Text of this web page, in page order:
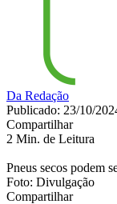
Da Redação
Publicado: 23/10/
Compartilhar
2 Min. de Leitura
Pneus secos podem
Foto: Divulgação
Compartilhar